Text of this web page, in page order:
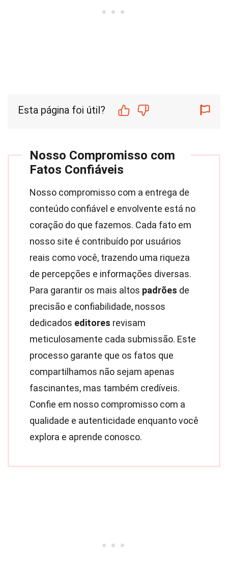
Esta página foi útil?
Nosso Compromisso com
Fatos Confiáveis
Nosso compromisso com a entrega de
conteúdo confiável e envolvente está no
coração do que fazemos. Cada fato em
nosso site é contribuído por usuários
reais como você, trazendo uma riqueza
de percepções e informações diversas.
Para garantir os mais altos padrões de
precisão e confiabilidade, nossos
dedicados editores revisam
meticulosamente cada submissão. Este
processo garante que os fatos que
compartilhamos não sejam apenas
fascinantes, mas também credíveis.
Confie em nosso compromisso com a
qualidade e autenticidade enquanto você
explora e aprende conosco.